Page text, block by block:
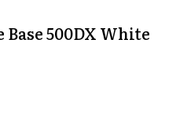
Base 500DX White